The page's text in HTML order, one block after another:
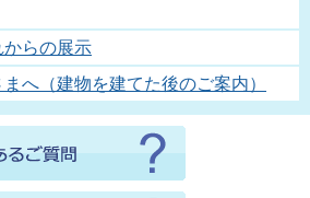
からの展示
へ（建物を建てた後のご案内）